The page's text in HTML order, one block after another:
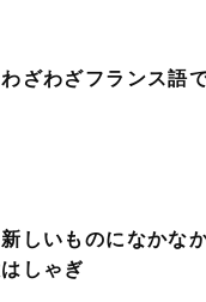
ざわざフランス語
しいものになかな
しゃぎ